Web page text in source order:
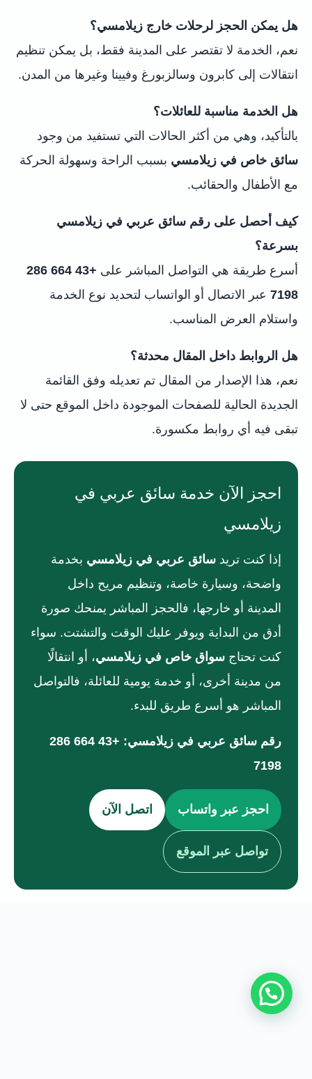
هل يمكن الحجز لرحلات خارج زيلامسي؟
نعم، الخدمة لا تقتصر على المدينة فقط، بل يمكن تنظيم
انتقالات إلى كابرون وسالزبورغ وفيينا وغيرها من المدن.
هل الخدمة مناسبة للعائلات؟
بالتأكيد، وهي من أكثر الحالات التي تستفيد من وجود
سائق خاص في زيلامسي بسبب الراحة وسهولة الحركة
مع الأطفال والحقائب.
كيف أحصل على رقم سائق عربي في زيلامسي
بسرعة؟
أسرع طريقة هي التواصل المباشر على
+43 664 286
7198 عبر الاتصال أو الواتساب لتحديد نوع الخدمة
واستلام العرض المناسب.
هل الروابط داخل المقال محدثة؟
نعم، هذا الإصدار من المقال تم تعديله وفق القائمة
الجديدة الحالية للصفحات الموجودة داخل الموقع حتى لا
تبقى فيه أي روابط مكسورة.
احجز الآن خدمة سائق عربي في
زيلامسي
إذا كنت تريد سائق عربي في زيلامسي بخدمة
واضحة، وسيارة خاصة، وتنظيم مريح داخل
المدينة أو خارجها، فالحجز المباشر يمنحك صورة
أدق من البداية ويوفر عليك الوقت والتشتت. سواء
كنت تحتاج سواق خاص في زيلامسي، أو انتقالًا
من مدينة أخرى، أو خدمة يومية للعائلة، فالتواصل
المباشر هو أسرع طريق للبدء.
رقم سائق عربي في زيلامسي:
+43 664 286
7198
احجز عبر واتساب اتصل الآن
تواصل عبر الموقع